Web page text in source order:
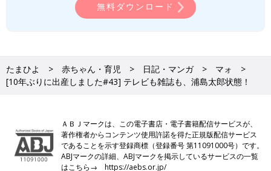
無料ダウンロード
たまひよ 赤ちゃん・育児 日記・マンガ
マォ
[10年ぶりに出産しました#43] テレビも雑誌も、浦島太郎状態！
ＡＢＪマークは、この電子書店・電子書籍配信サービスが、
著作権者からコンテンツ使用許諾を得た正規版配信サービス
であることを示す登録商標（登録番号 第11091000号）です。
ABJマークの詳細、ABJマークを掲示しているサービスの一覧
はこちら→https://aebs.or.jp/